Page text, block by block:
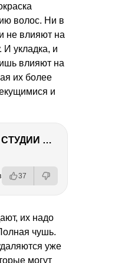
волос. Ни в
не влияют на
И укладка, и
влияют на
их более
и
КАК СНИМАТЬ В СТУДИИ СО ВСПЫШКАМИ
37
их надо
чушь.
уже
могут